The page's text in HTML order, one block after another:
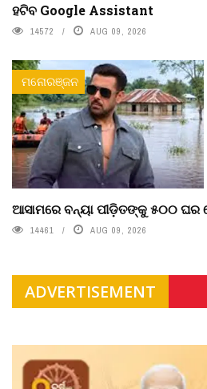
ହଟିବ Google Assistant
14572 AUG 09, 2026
ମନୋରଞ୍ଜନ
ଆସାମରେ ବନ୍ୟା ପୀଡ଼ିତଙ୍କୁ ୫୦୦ ଘର
14461 AUG 09, 2026
ADVERTISEMENT